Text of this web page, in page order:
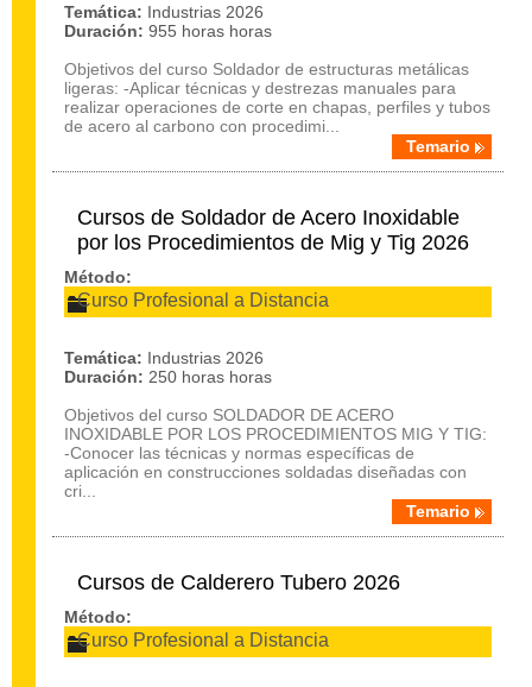
Temática: Industrias 2026
Duración: 955 horas horas
Objetivos del curso Soldador de estructuras metálicas
ligeras: -Aplicar técnicas y destrezas manuales para
realizar operaciones de corte en chapas, perfiles y tubos
de acero al carbono con procedimi...
Temario
Cursos de Soldador de Acero Inoxidable
por los Procedimientos de Mig y Tig 2026
Método:
Curso Profesional a Distancia
Temática: Industrias 2026
Duración: 250 horas horas
Objetivos del curso SOLDADOR DE ACERO
INOXIDABLE POR LOS PROCEDIMIENTOS MIG Y TIG:
-Conocer las técnicas y normas específicas de
aplicación en construcciones soldadas diseñadas con
cri...
Temario
Cursos de Calderero Tubero 2026
Método:
Curso Profesional a Distancia